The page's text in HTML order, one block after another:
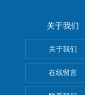
关于我们
关于我们
在线留言